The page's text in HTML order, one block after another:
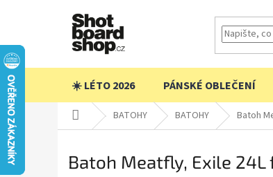
☀️ LÉTO 2026
PÁNSKÉ OBLEČENÍ
Domů BATOHY BATOHY Batoh
Batoh Meatfly, Exile